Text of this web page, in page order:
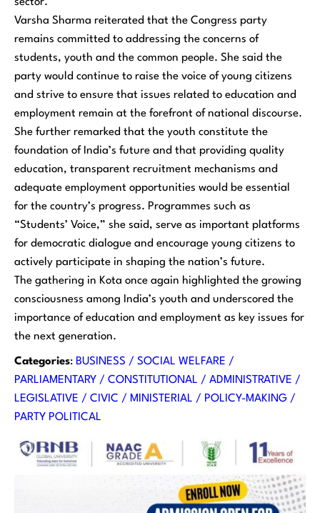
Varsha Sharma reiterated that the Congress party
remains committed to addressing the concerns of
students, youth and the common people. She said the
party would continue to raise the voice of young citizens
and strive to ensure that issues related to education and
employment remain at the forefront of national discourse.
She further remarked that the youth constitute the
foundation of India’s future and that providing quality
education, transparent recruitment mechanisms and
adequate employment opportunities would be essential
for the country’s progress. Programmes such as
“Students’ Voice,” she said, serve as important platforms
for democratic dialogue and encourage young citizens to
actively participate in shaping the nation’s future.
The gathering in Kota once again highlighted the growing
consciousness among India’s youth and underscored the
importance of education and employment as key issues for
the next generation.
Categories: BUSINESS / SOCIAL WELFARE /
PARLIAMENTARY / CONSTITUTIONAL / ADMINISTRATIVE /
LEGISLATIVE / CIVIC / MINISTERIAL / POLICY-MAKING /
PARTY POLITICAL